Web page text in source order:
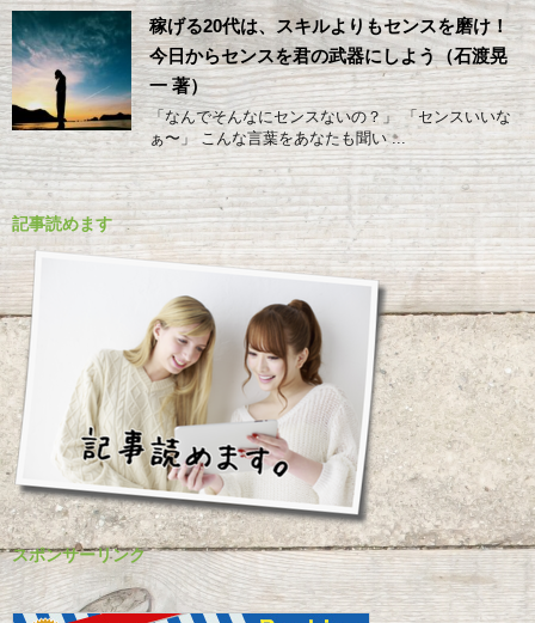
稼げる20代は、スキルよりもセンスを磨け！
今日からセンスを君の武器にしよう（石渡晃
一 著）
「なんでそんなにセンスないの？」 「センスいいな
ぁ〜」 こんな言葉をあなたも聞い ...
記事読めます
スポンサーリンク